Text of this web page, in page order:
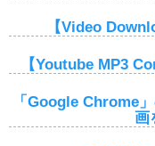
【Video
【Youtube MP3
「Google Chrome
画